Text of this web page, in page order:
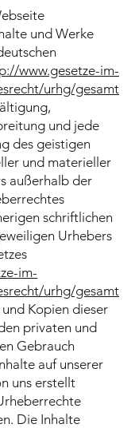
und Werke
www.gesetze-im-
urhg/gesamt
und jede
des geistigen
und materieller
außerhalb der
schriftlichen
Urhebers
im-
urhg/gesamt
Kopien dieser
privaten und
Gebrauch
auf unserer
uns erstellt
Die Inhalte